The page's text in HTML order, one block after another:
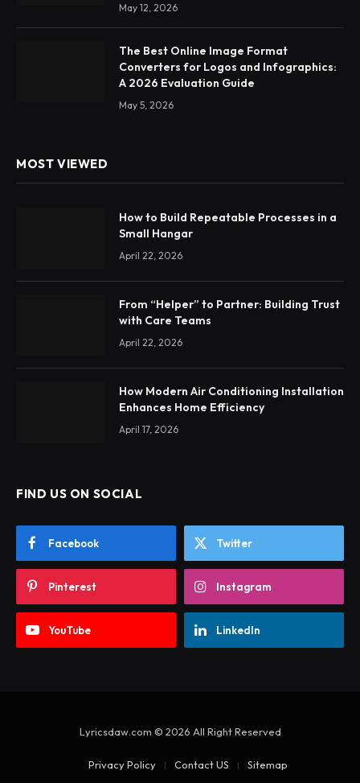
May 12, 2026
The Best Online Image Format
Converters for Logos and Infographics:
A 2026 Evaluation Guide
May 5, 2026
MOST VIEWED
How to Build Repeatable Processes in a
Small Hangar
April 22, 2026
From “Helper” to Partner: Building Trust
with Care Teams
April 22, 2026
How Modern Air Conditioning Installation
Enhances Home Efficiency
April 17, 2026
FIND US ON SOCIAL
Facebook Twitter
Pinterest Instagram
YouTube LinkedIn
Lyricsdaw.com © 2026 All Right Reserved
Privacy Policy Contact US Sitemap